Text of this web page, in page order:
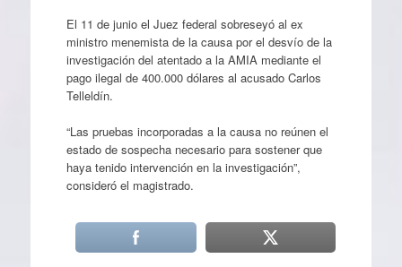
El 11 de junio el Juez federal sobreseyó al ex
ministro menemista de la causa por el desvío de la
investigación del atentado a la AMIA mediante el
pago ilegal de 400.000 dólares al acusado Carlos
Telleldín.
“Las pruebas incorporadas a la causa no reúnen el
estado de sospecha necesario para sostener que
haya tenido intervención en la investigación”,
consideró el magistrado.